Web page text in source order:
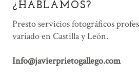
¿HABLAMOS?
Presto servicios fotográficos
variado en Castilla y León.
Info@javierprietogallego.com